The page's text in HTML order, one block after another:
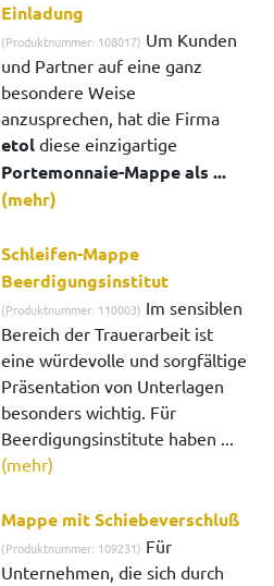
Einladung
(Produktnummer: 108017) Um Kunden
und Partner auf eine ganz
besondere Weise
anzusprechen, hat die Firma
etol diese einzigartige
Portemonnaie-Mappe als ...
(mehr)
Schleifen-Mappe
Beerdigungsinstitut
(Produktnummer: 110003) Im sensiblen
Bereich der Trauerarbeit ist
eine würdevolle und sorgfältige
Präsentation von Unterlagen
besonders wichtig. Für
Beerdigungsinstitute haben ...
(mehr)
Mappe mit Schiebeverschluß
(Produktnummer: 109231) Für
Unternehmen, die sich durch